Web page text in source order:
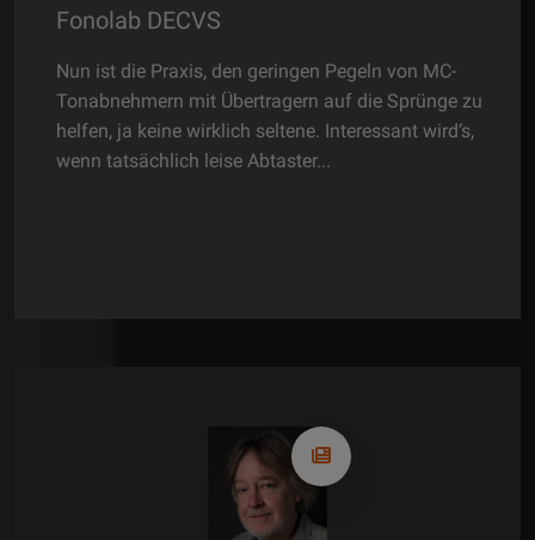
geringen Pegeln von MC-
auf die Sprünge zu
seltene. Interessant wird‘s,
Abtaster...
Gewiss, die Quintett-MCs
wenig in die Jahre
nicht, dass letztes Jahr
präsentioert wurde. Der